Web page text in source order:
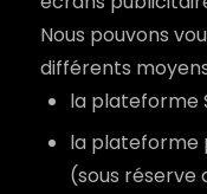
Nous pouvons
différents
la plateforme
la plateforme
(sous réserve